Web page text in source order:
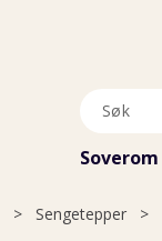
Soverom
> Sengetepper >